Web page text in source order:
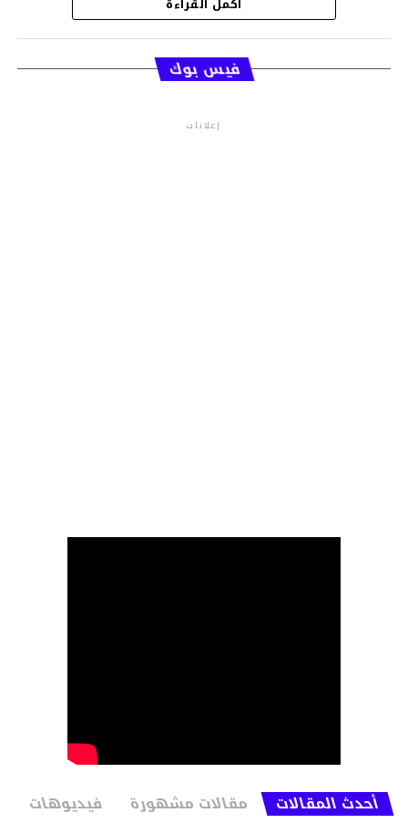
قسم الاخبار
فيس بوك
إعلانات
أحدث المقالات مقالات مشهورة فيديوهات